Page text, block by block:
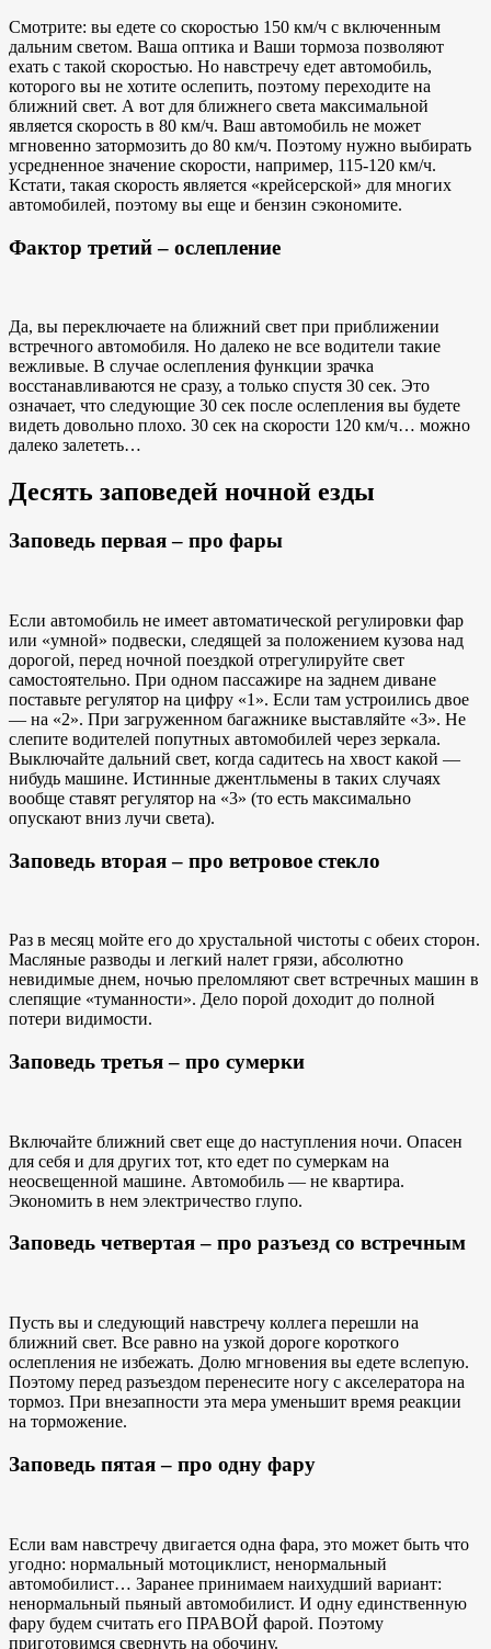
Смотрите: вы едете со скоростью 150 км/ч с включенным
дальним светом. Ваша оптика и Ваши тормоза позволяют
ехать с такой скоростью. Но навстречу едет автомобиль,
которого вы не хотите ослепить, поэтому переходите на
ближний свет. А вот для ближнего света максимальной
является скорость в 80 км/ч. Ваш автомобиль не может
мгновенно затормозить до 80 км/ч. Поэтому нужно выбирать
усредненное значение скорости, например, 115-120 км/ч.
Кстати, такая скорость является «крейсерской» для многих
автомобилей, поэтому вы еще и бензин сэкономите.
Фактор третий – ослепление
Да, вы переключаете на ближний свет при приближении
встречного автомобиля. Но далеко не все водители такие
вежливые. В случае ослепления функции зрачка
восстанавливаются не сразу, а только спустя 30 сек. Это
означает, что следующие 30 сек после ослепления вы будете
видеть довольно плохо. 30 сек на скорости 120 км/ч… можно
далеко залететь…
Десять заповедей ночной езды
Заповедь первая – про фары
Если автомобиль не имеет автоматической регулировки фар
или «умной» подвески, следящей за положением кузова над
дорогой, перед ночной поездкой отрегулируйте свет
самостоятельно. При одном пассажире на заднем диване
поставьте регулятор на цифру «1». Если там устроились двое
— на «2». При загруженном багажнике выставляйте «3». Не
слепите водителей попутных автомобилей через зеркала.
Выключайте дальний свет, когда садитесь на хвост какой —
нибудь машине. Истинные джентльмены в таких случаях
вообще ставят регулятор на «3» (то есть максимально
опускают вниз лучи света).
Заповедь вторая – про ветровое стекло
Раз в месяц мойте его до хрустальной чистоты с обеих сторон.
Масляные разводы и легкий налет грязи, абсолютно
невидимые днем, ночью преломляют свет встречных машин в
слепящие «туманности». Дело порой доходит до полной
потери видимости.
Заповедь третья – про сумерки
Включайте ближний свет еще до наступления ночи. Опасен
для себя и для других тот, кто едет по сумеркам на
неосвещенной машине. Автомобиль — не квартира.
Экономить в нем электричество глупо.
Заповедь четвертая – про разъезд со встречным
Пусть вы и следующий навстречу коллега перешли на
ближний свет. Все равно на узкой дороге короткого
ослепления не избежать. Долю мгновения вы едете вслепую.
Поэтому перед разъездом перенесите ногу с акселератора на
тормоз. При внезапности эта мера уменьшит время реакции
на торможение.
Заповедь пятая – про одну фару
Если вам навстречу двигается одна фара, это может быть что
угодно: нормальный мотоциклист, ненормальный
автомобилист… Заранее принимаем наихудший вариант:
ненормальный пьяный автомобилист. И одну единственную
фару будем считать его ПРАВОЙ фарой. Поэтому
приготовимся свернуть на обочину.